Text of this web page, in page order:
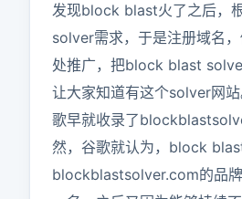
发现block blast火了之后，
solver需求，于是注册域名
处推广，把block blast
让大家知道有这个solver网
歌早就收录了
然，谷歌就认为，block
blockblastsolver.com的品